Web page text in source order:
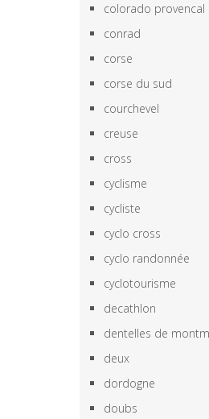
colorado provencal
conrad
corse
corse du sud
courchevel
creuse
cross
cyclisme
cycliste
cyclo cross
cyclo randonnée
cyclotourisme
decathlon
dentelles de
deux
dordogne
doubs